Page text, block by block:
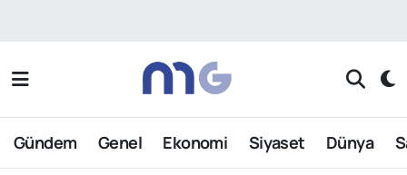
Gündem Genel Ekonomi Siyaset Dünya
Nöbetçi Eczaneler
Hava Durumu